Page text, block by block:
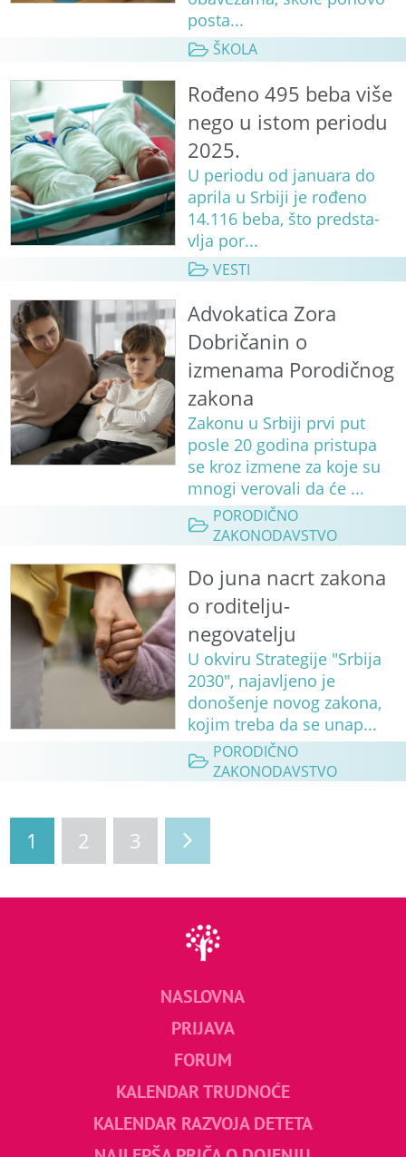
posta...
ŠKOLA
Rođeno 495 beba više
nego u istom periodu
2025.
U pe­ri­o­du od ja­nu­a­ra do
apri­la u Sr­bi­ji je ro­đe­no
14.116 be­ba, što pred­sta­
vlja po­r...
VESTI
Advokatica Zora
Dobričanin o
izmenama Porodičnog
zakona
Zakonu u Srbiji prvi put
posle 20 godina pristupa
se kroz izmene za koje su
mnogi verovali da će ...
PORODIČNO
ZAKONODAVSTVO
Do juna nacrt zakona
o roditelju-
negovatelju
U okviru Strategije "Srbija
2030", najavljeno je
donošenje novog zakona,
kojim treba da se unap...
PORODIČNO
ZAKONODAVSTVO
1 2 3
NASLOVNA
PRIJAVA
FORUM
KALENDAR TRUDNOĆE
KALENDAR RAZVOJA DETETA